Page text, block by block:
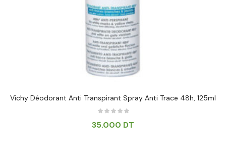
Vichy Déodorant Anti Transpirant Spray Anti Trace 48h, 125ml
35.000 DT